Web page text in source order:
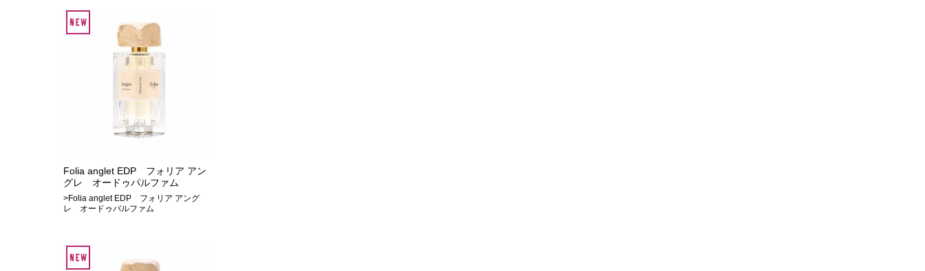
Folia anglet EDP フォリア アン
グレ オードゥパルファム
>Folia anglet EDP フォリア アング
レ オードゥパルファム